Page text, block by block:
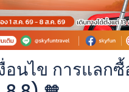
อนไข การแลก